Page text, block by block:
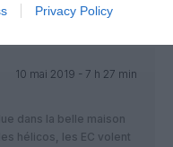
Privacy Policy
10 mai 2019 - 7 h 27 min
dans la belle maison
hélicos, les EC volent